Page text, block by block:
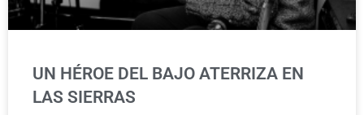
UN HÉROE DEL BAJO ATERRIZA EN
LAS SIERRAS